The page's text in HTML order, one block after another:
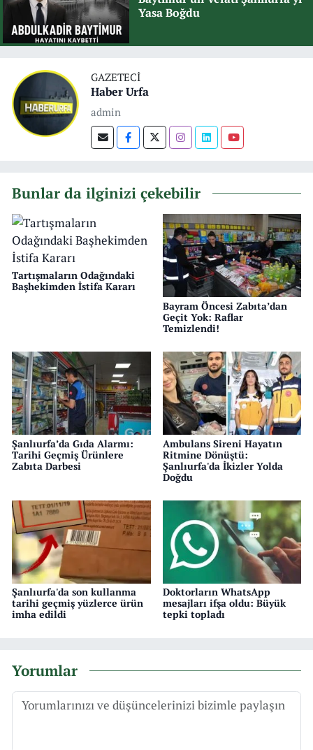
Yasa Boğdu
GAZETECI
Haber Urfa
admin
Bunlar da ilginizi çekebilir
Tartışmaların Odağındaki
Başhekimden İstifa Kararı
Bayram Öncesi Zabıta’dan
Geçit Yok: Raflar
Temizlendi!
Şanlıurfa’da Gıda Alarmı:
Tarihi Geçmiş Ürünlere
Zabıta Darbesi
Ambulans Sireni Hayatın
Ritmine Dönüştü:
Şanlıurfa'da İkizler Yolda
Doğdu
Şanlıurfa'da son kullanma
tarihi geçmiş yüzlerce ürün
imha edildi
Doktorların WhatsApp
mesajları ifşa oldu: Büyük
tepki topladı
Yorumlar